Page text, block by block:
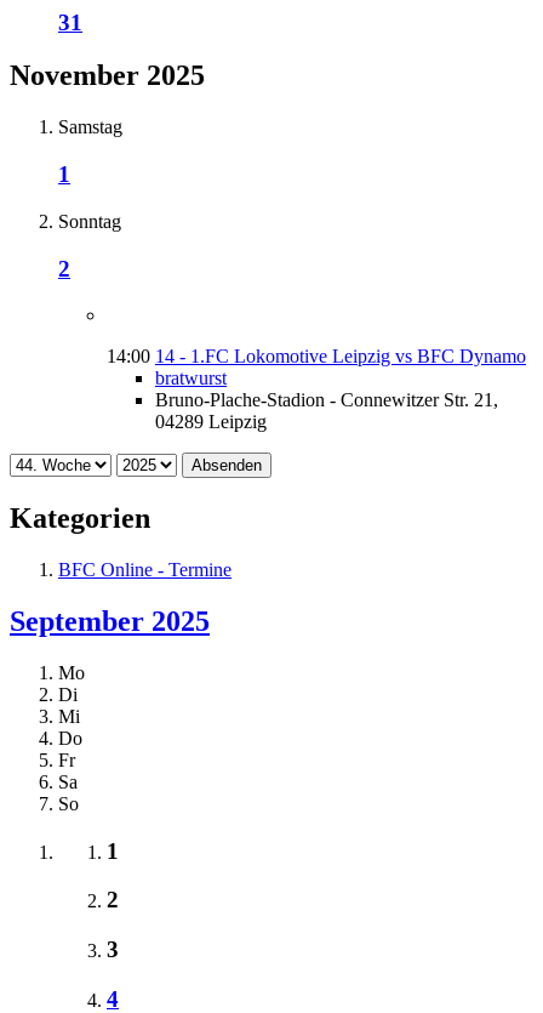
31
November 2025
Samstag
1
Sonntag
2
14:00 14 - 1.FC Lokomotive Leipzig vs BFC Dynamo
bratwurst
Bruno-Plache-Stadion - Connewitzer Str. 21,
04289 Leipzig
Absenden
Kategorien
BFC Online - Termine
September 2025
Mo
Di
Mi
Do
Fr
Sa
So
1
2
3
4